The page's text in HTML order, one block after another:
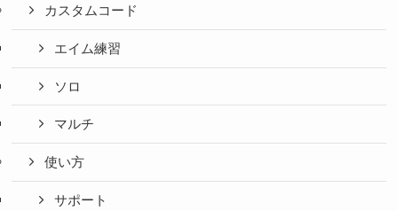
カスタムコード
エイム練習
ソロ
マルチ
使い方
サポート